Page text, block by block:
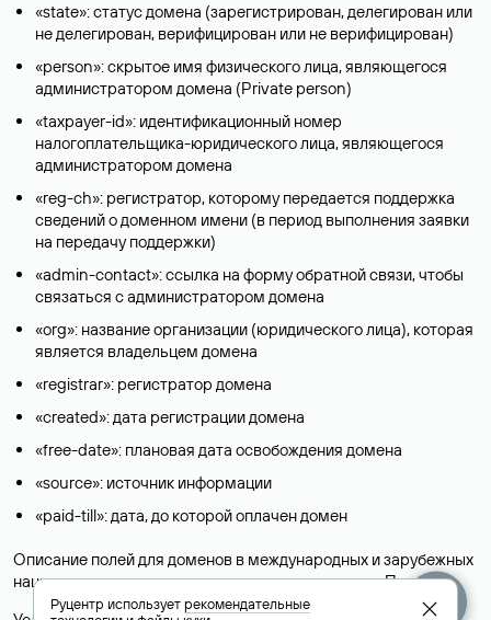
«state»: статус домена (зарегистрирован, делегирован или
не делегирован, верифицирован или не верифицирован)
«person»: скрытое имя физического лица, являющегося
администратором домена (Privatе person)
«taxpayer-id»: идентификационный номер
налогоплательщика-юридического лица, являющегося
администратором домена
«reg-ch»: регистратор, которому передается поддержка
сведений о доменном имени (в период выполнения заявки
на передачу поддержки)
«admin-contact»: ссылка на форму обратной связи, чтобы
связаться с администратором домена
«org»: название организации (юридического лица), которая
является владельцем домена
«registrar»: регистратор домена
«created»: дата регистрации домена
«free-date»: плановая дата освобождения домена
«source»: источник информации
«paid-till»: дата, до которой оплачен домен
Описание полей для доменов в международных и зарубежных
национальных доменах представлены в разделе «Помощь».
Руцентр используетрекомендательные